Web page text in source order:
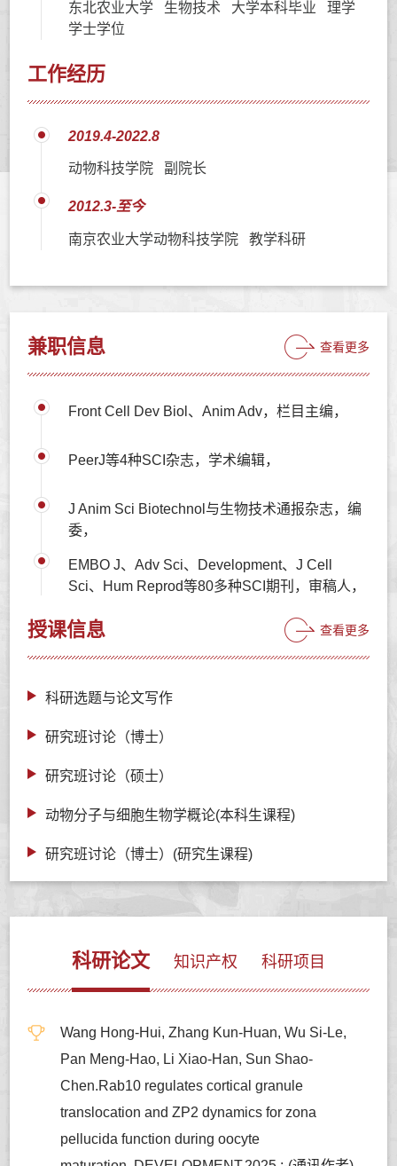
东北农业大学 生物技术 大学本科毕业 理学
学士学位
工作经历
2019.4-2022.8
动物科技学院 副院长
2012.3-至今
南京农业大学动物科技学院 教学科研
兼职信息 查看更多
Front Cell Dev Biol、Anim Adv，栏目主编，
PeerJ等4种SCI杂志，学术编辑，
J Anim Sci Biotechnol与生物技术通报杂志，编
委，
EMBO J、Adv Sci、Development、J Cell
Sci、Hum Reprod等80多种SCI期刊，审稿人，
授课信息 查看更多
科研选题与论文写作
研究班讨论（博士）
研究班讨论（硕士）
动物分子与细胞生物学概论(本科生课程)
研究班讨论（博士）(研究生课程)
科研论文 知识产权 科研项目
Wang Hong-Hui, Zhang Kun-Huan, Wu Si-Le,
Pan Meng-Hao, Li Xiao-Han, Sun Shao-
Chen.Rab10 regulates cortical granule
translocation and ZP2 dynamics for zona
pellucida function during oocyte